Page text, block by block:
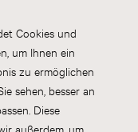
Cookies und
um Ihnen ein
zu ermöglichen
sehen, besser an
Diese
außerdem, um